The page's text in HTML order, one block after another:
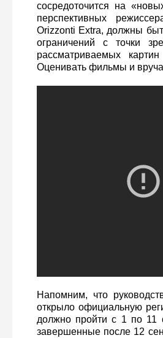
сосредоточится на
перспективных
Orizzonti Extra, должны
ограничений с точки
рассматриваемых
Оценивать фильмы и
Напомним, что
открыло официальную
должно пройти с 1 по 11
завершенные после 12